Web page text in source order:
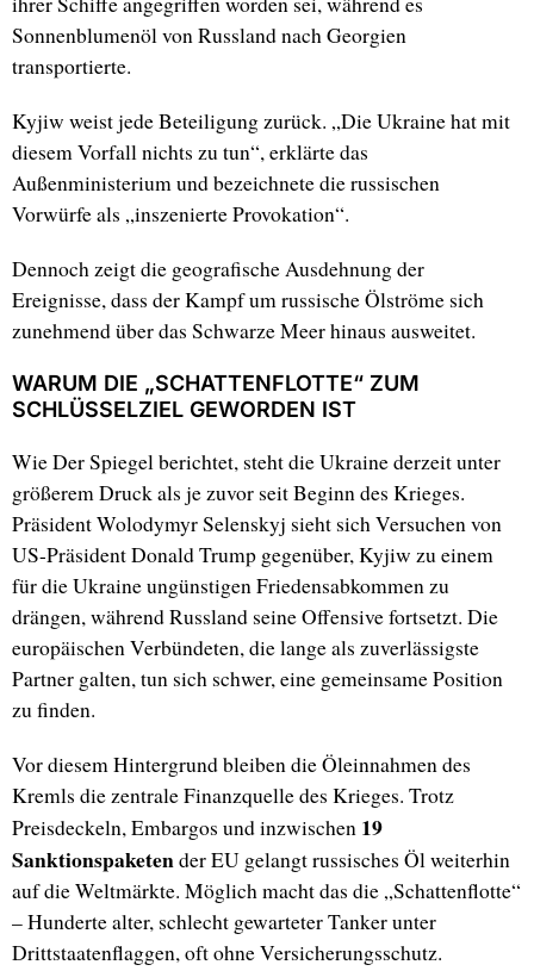
Sonnenblumenöl von Russland nach Georgien
transportierte.
Kyjiw weist jede Beteiligung zurück. „Die Ukraine hat mit
diesem Vorfall nichts zu tun“, erklärte das
Außenministerium und bezeichnete die russischen
Vorwürfe als „inszenierte Provokation“.
Dennoch zeigt die geografische Ausdehnung der
Ereignisse, dass der Kampf um russische Ölströme sich
zunehmend über das Schwarze Meer hinaus ausweitet.
WARUM DIE „SCHATTENFLOTTE“ ZUM
SCHLÜSSELZIEL GEWORDEN IST
Wie Der Spiegel berichtet, steht die Ukraine derzeit unter
größerem Druck als je zuvor seit Beginn des Krieges.
Präsident Wolodymyr Selenskyj sieht sich Versuchen von
US-Präsident Donald Trump gegenüber, Kyjiw zu einem
für die Ukraine ungünstigen Friedensabkommen zu
drängen, während Russland seine Offensive fortsetzt. Die
europäischen Verbündeten, die lange als zuverlässigste
Partner galten, tun sich schwer, eine gemeinsame Position
zu finden.
Vor diesem Hintergrund bleiben die Öleinnahmen des
Kremls die zentrale Finanzquelle des Krieges. Trotz
Preisdeckeln, Embargos und inzwischen 19
Sanktionspaketender EU gelangt russisches Öl weiterhin
auf die Weltmärkte. Möglich macht das die „Schattenflotte“
– Hunderte alter, schlecht gewarteter Tanker unter
Drittstaatenflaggen, oft ohne Versicherungsschutz.